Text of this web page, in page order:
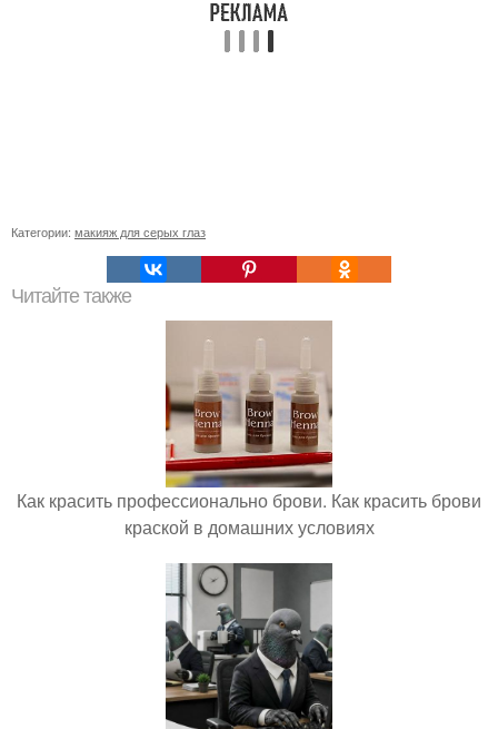
Категории: макияж для серых глаз
Читайте также
Как красить профессионально брови. Как красить брови
краской в домашних условиях